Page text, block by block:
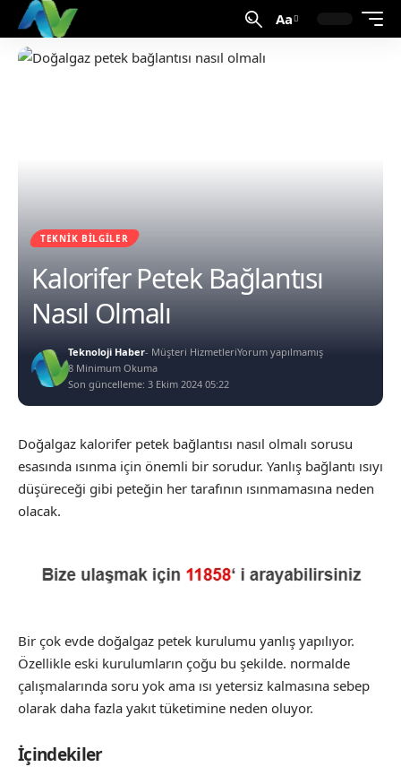
Aa
TEKNIK BILGILER
Kalorifer Petek Bağlantısı
Nasıl Olmalı
Son güncelleme: 3 Ekim 2024 05:22
Teknoloji Haber- Müşteri HizmetleriYorum yapılmamış
8 Minimum Okuma
Doğalgaz kalorifer petek bağlantısı nasıl olmalı sorusu
esasında ısınma için önemli bir sorudur. Yanlış bağlantı ısıyı
düşüreceği gibi peteğin her tarafının ısınmamasına neden
olacak.
Bir çok evde doğalgaz petek kurulumu yanlış yapılıyor.
Özellikle eski kurulumların çoğu bu şekilde. normalde
çalışmalarında soru yok ama ısı yetersiz kalmasına sebep
olarak daha fazla yakıt tüketimine neden oluyor.
İçindekiler